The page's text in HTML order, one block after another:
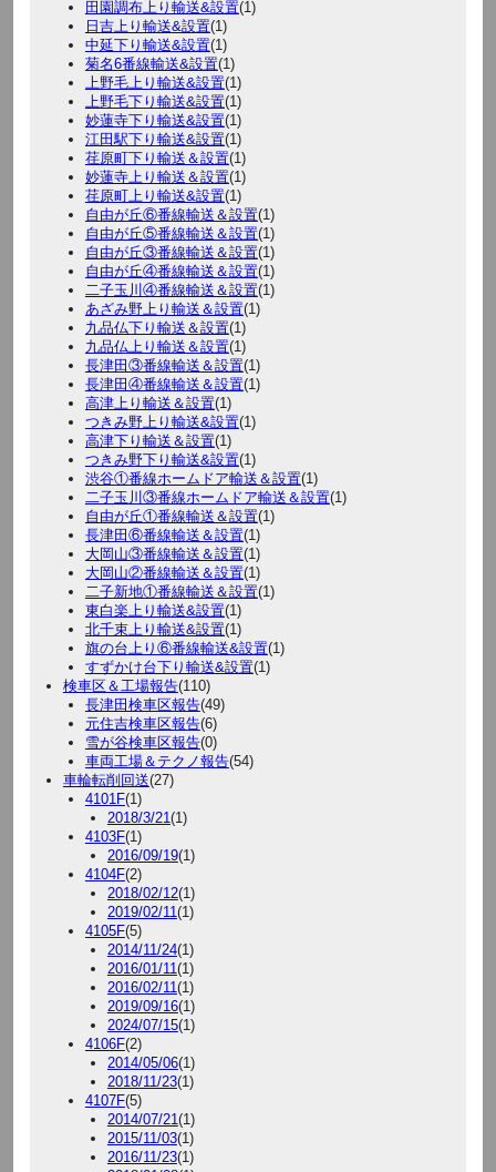
田園調布上り輸送&設置(1)
日吉上り輸送&設置(1)
中延下り輸送&設置(1)
菊名6番線輸送&設置(1)
上野毛上り輸送&設置(1)
上野毛下り輸送&設置(1)
妙蓮寺下り輸送&設置(1)
江田駅下り輸送&設置(1)
荏原町下り輸送＆設置(1)
妙蓮寺上り輸送＆設置(1)
荏原町上り輸送&設置(1)
自由が丘⑥番線輸送＆設置(1)
自由が丘⑤番線輸送＆設置(1)
自由が丘③番線輸送＆設置(1)
自由が丘④番線輸送＆設置(1)
二子玉川④番線輸送＆設置(1)
あざみ野上り輸送＆設置(1)
九品仏下り輸送＆設置(1)
九品仏上り輸送＆設置(1)
長津田③番線輸送＆設置(1)
長津田④番線輸送＆設置(1)
高津上り輸送＆設置(1)
つきみ野上り輸送&設置(1)
高津下り輸送＆設置(1)
つきみ野下り輸送&設置(1)
渋谷①番線ホームドア輸送＆設置(1)
二子玉川③番線ホームドア輸送＆設置(1)
自由が丘①番線輸送＆設置(1)
長津田⑥番線輸送＆設置(1)
大岡山③番線輸送＆設置(1)
大岡山②番線輸送＆設置(1)
二子新地①番線輸送＆設置(1)
東白楽上り輸送&設置(1)
北千束上り輸送&設置(1)
旗の台上り⑥番線輸送&設置(1)
すずかけ台下り輸送&設置(1)
検車区＆工場報告(110)
長津田検車区報告(49)
元住吉検車区報告(6)
雪が谷検車区報告(0)
車両工場＆テクノ報告(54)
車輪転削回送(27)
4101F(1)
2018/3/21 (1)
4103F(1)
2016/09/19(1)
4104F(2)
2018/02/12(1)
2019/02/11 (1)
4105F(5)
2014/11/24(1)
2016/01/11 (1)
2016/02/11 (1)
2019/09/16(1)
2024/07/15(1)
4106F(2)
2014/05/06(1)
2018/11/23(1)
4107F(5)
2014/07/21 (1)
2015/11/03(1)
2016/11/23(1)